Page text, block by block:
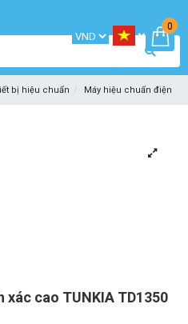
0
bị hiệu chuẩn Máy hiệu chuẩn điện
xác cao TUNKIA TD1350